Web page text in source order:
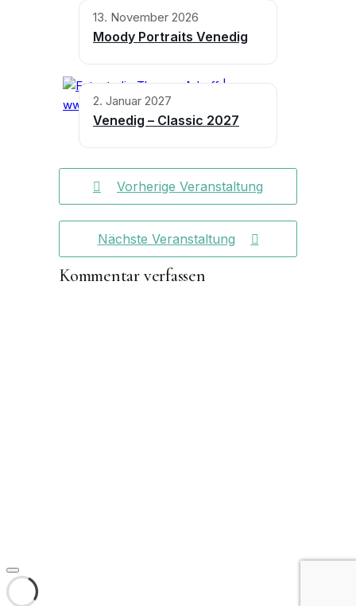
13. November 2026
Moody Portraits Venedig
2. Januar 2027
Venedig – Classic 2027
Vorherige Veranstaltung
Nächste Veranstaltung
Kommentar verfassen